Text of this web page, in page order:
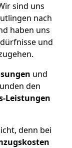
sind uns
nach
haben uns
und
und
den
Leistungen
denn bei